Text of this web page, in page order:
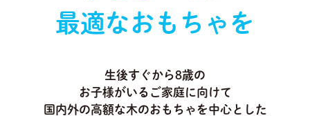
最適なおもちゃを
生後すぐから8歳の
お子様がいるご家庭に向けて
国内外の高額な木のおもちゃを中心とした